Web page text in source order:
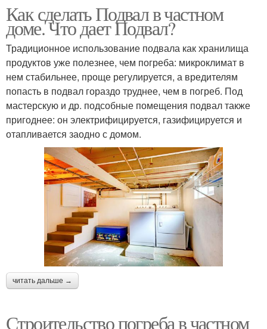
Как сделать Подвал в частном
доме. Что дает Подвал?
Традиционное использование подвала как хранилища
продуктов уже полезнее, чем погреба: микроклимат в
нем стабильнее, проще регулируется, а вредителям
попасть в подвал гораздо труднее, чем в погреб. Под
мастерскую и др. подсобные помещения подвал также
пригоднее: он электрифицируется, газифицируется и
отапливается заодно с домом.
читать дальше →
Строительство погреба в частном